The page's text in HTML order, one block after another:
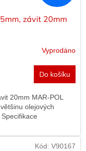
závit 20mm
Vyprodáno
Do košíku
20mm MAR-POL
olejových
Kód: V90167